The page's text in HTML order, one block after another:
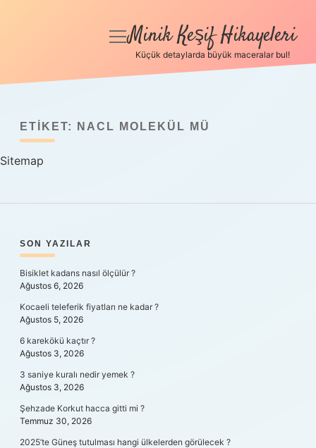
Anasayfa
Yasal Uyarı
menüyü
Minik Keşif Hikayeleri
Küçük detaylarda büyük maceralar bul!
ETIKET: NACL MOLEKÜL MÜ
Sitemap
SIDEBAR
SON YAZILAR
Bisiklet kadans nasıl ölçülür ?
Ağustos 6, 2026
Kocaeli teleferik fiyatları ne kadar ?
Ağustos 5, 2026
6 karekökü kaçtır ?
Ağustos 3, 2026
3 saniye kuralı nedir yemek ?
Ağustos 3, 2026
Şehzade Korkut hacca gitti mi ?
Temmuz 30, 2026
2025’te Güneş tutulması hangi ülkelerden görülecek ?